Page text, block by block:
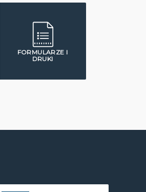
FORMULARZE I
DRUKI